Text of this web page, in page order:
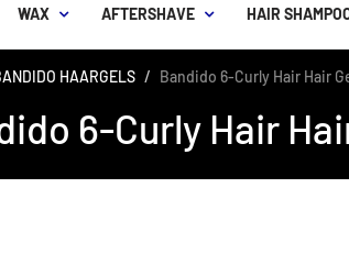
WAX AFTERSHAVE HAIR
HAARGELS Bandido 6-Curly Hair Hair
6-Curly Hair